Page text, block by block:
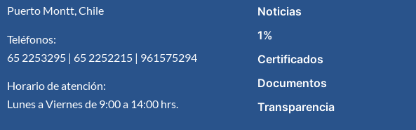
Puerto Montt, Chile
Teléfonos:
65 2253295 | 65 2252215 | 961575294
Horario de atención:
Lunes a Viernes de 9:00 a 14:00 hrs.
Noticias
1%
Certificados
Documentos
Transparencia